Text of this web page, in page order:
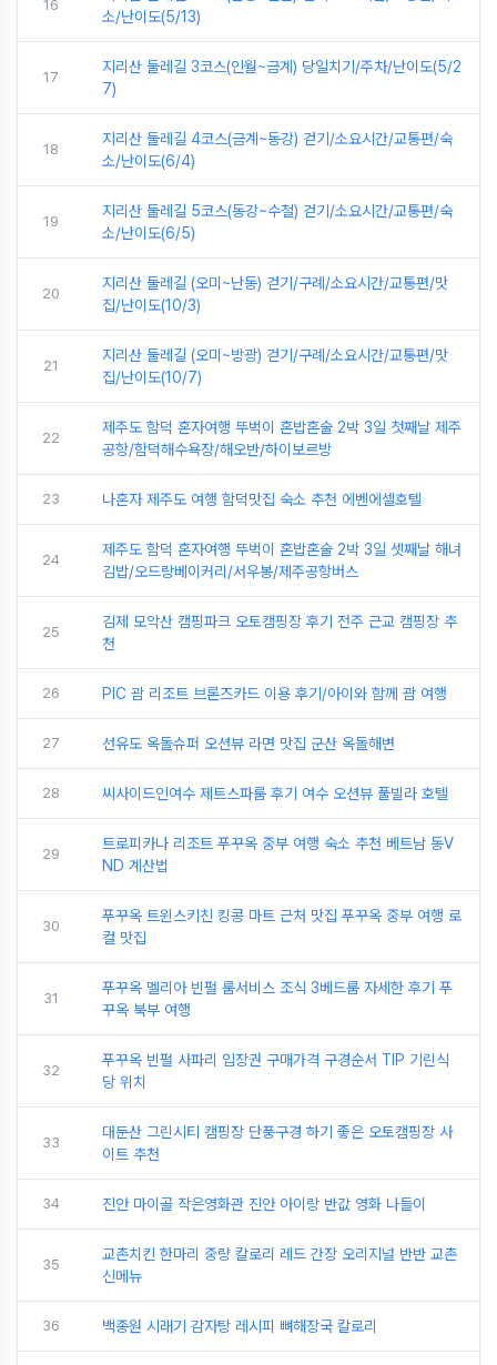
16
소/난이도(5/13)
17
지리산 둘레길 3코스(인월~금계) 당일치기/주차/난이도(5/2
7)
18
지리산 둘레길 4코스(금계~동강) 걷기/소요시간/교통편/숙
소/난이도(6/4)
19
지리산 둘레길 5코스(동강~수철) 걷기/소요시간/교통편/숙
소/난이도(6/5)
20
지리산 둘레길 (오미~난동) 걷기/구례/소요시간/교통편/맛
집/난이도(10/3)
21
지리산 둘레길 (오미~방광) 걷기/구례/소요시간/교통편/맛
집/난이도(10/7)
22
제주도 함덕 혼자여행 뚜벅이 혼밥혼술 2박 3일 첫째날 제주
공항/함덕해수욕장/해오반/하이보르방
23 나혼자 제주도 여행 함덕맛집 숙소 추천 에벤에셀호텔
24
제주도 함덕 혼자여행 뚜벅이 혼밥혼술 2박 3일 셋째날 해녀
김밥/오드랑베이커리/서우봉/제주공항버스
25
김제 모악산 캠핑파크 오토캠핑장 후기 전주 근교 캠핑장 추
천
26 PIC 괌 리조트 브론즈카드 이용 후기/아이와 함께 괌 여행
27 선유도 옥돌슈퍼 오션뷰 라면 맛집 군산 옥돌해변
28 씨사이드인여수 제트스파룸 후기 여수 오션뷰 풀빌라 호텔
29
트로피카나 리조트 푸꾸옥 중부 여행 숙소 추천 베트남 동V
ND 계산법
30
푸꾸옥 트윈스키친 킹콩 마트 근처 맛집 푸꾸옥 중부 여행 로
컬 맛집
31
푸꾸옥 멜리아 빈펄 룸서비스 조식 3베드룸 자세한 후기 푸
꾸옥 북부 여행
32
푸꾸옥 빈펄 사파리 입장권 구매가격 구경순서 TIP 기린식
당 위치
33
대둔산 그린시티 캠핑장 단풍구경 하기 좋은 오토캠핑장 사
이트 추천
34 진안 마이골 작은영화관 진안 아이랑 반값 영화 나들이
35
교촌치킨 한마리 중량 칼로리 레드 간장 오리지널 반반 교촌
신메뉴
36 백종원 시래기 감자탕 레시피 뼈해장국 칼로리